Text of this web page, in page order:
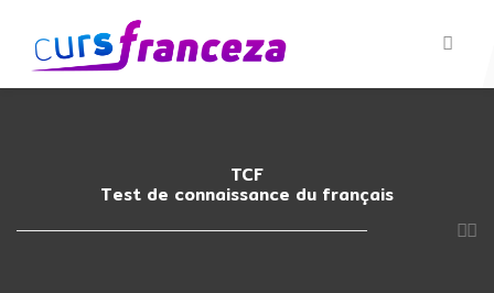
TCF
Test de connaissance du français